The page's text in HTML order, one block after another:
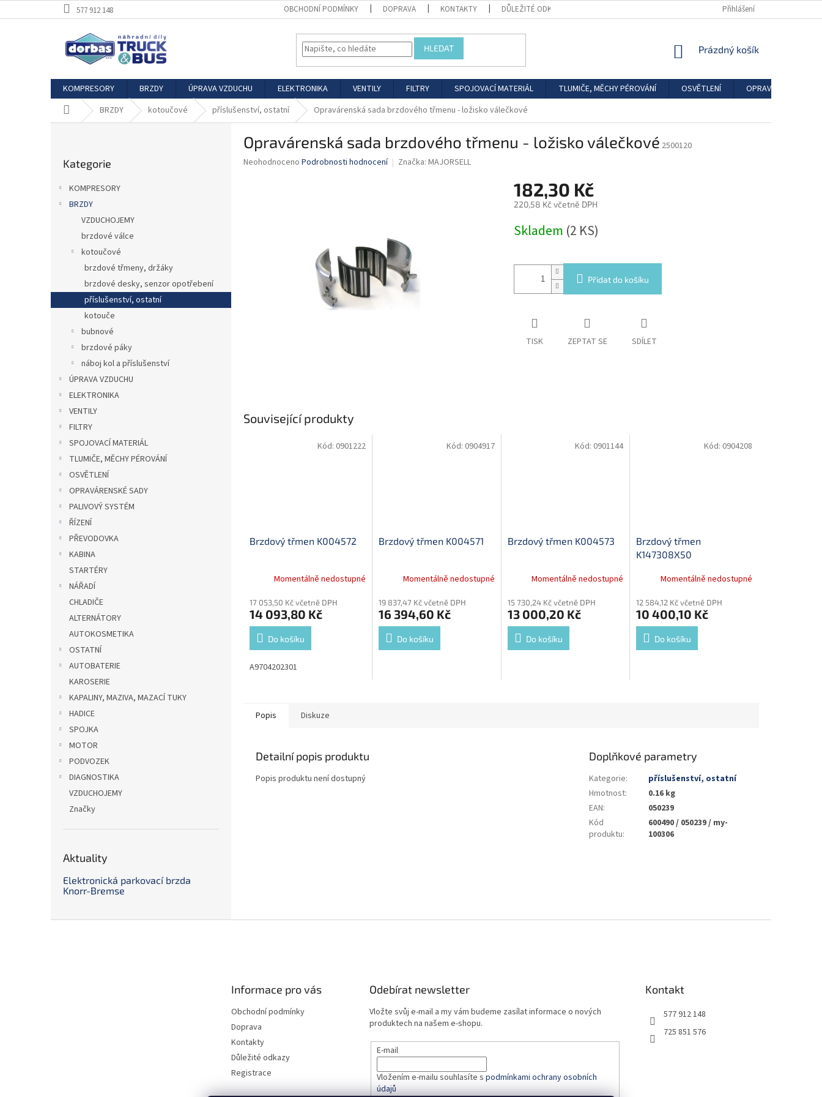
na
577 912 148 OBCHODNÍ PODMÍNKY DOPRAVA KONTAKTY DŮLEŽITÉ ODKAZY Přihlášení
HLEDAT
NÁKUPNÍ
Prázdný košík
KOMPRESORY BRZDY ÚPRAVA VZDUCHU ELEKTRONIKA VENTILY FILTRY SPOJOVACÍ MATERIÁL TLUMIČE, MĚCHY PÉROVÁNÍ OSVĚTLENÍ
OPRAVÁRENSKÉ
Domů BRZDY kotoučové příslušenství, ostatní Opravárenská sada brzdového třmenu - ložisko válečkové
e
l
kategorie
Kategorie
KOMPRESORY
BRZDY
VZDUCHOJEMY
brzdové válce
kotoučové
brzdové třmeny, držáky
brzdové desky, senzor opotřebení
příslušenství, ostatní
kotouče
bubnové
brzdové páky
náboj kol a příslušenství
ÚPRAVA VZDUCHU
ELEKTRONIKA
VENTILY
FILTRY
SPOJOVACÍ MATERIÁL
TLUMIČE, MĚCHY PÉROVÁNÍ
OSVĚTLENÍ
OPRAVÁRENSKÉ SADY
PALIVOVÝ SYSTÉM
ŘÍZENÍ
PŘEVODOVKA
KABINA
STARTÉRY
NÁŘADÍ
CHLADIČE
ALTERNÁTORY
AUTOKOSMETIKA
OSTATNÍ
AUTOBATERIE
KAROSERIE
KAPALINY, MAZIVA, MAZACÍ TUKY
HADICE
SPOJKA
MOTOR
PODVOZEK
DIAGNOSTIKA
VZDUCHOJEMY
Značky
Aktuality
Elektronická parkovací brzda
Knorr-Bremse
Opravárenská sada brzdového třmenu - ložisko válečkové 2500120
Průměrné
Neohodnoceno Podrobnosti hodnocení Značka: MAJORSELL
182,30 Kč
220,58 Kč včetně DPH
cena:
Skladem (2 KS)
Přidat do košíku
TISK ZEPTAT SE SDÍLET
Související produkty
Brzdový třmen K004572
Momentálně nedostupné
17 053,50 Kč včetně DPH
14 093,80 Kč
Do košíku
A9704202301
Kód: 0901222
Brzdový třmen K004571
Momentálně nedostupné
19 837,47 Kč včetně DPH
16 394,60 Kč
Do košíku
Kód: 0904917
Brzdový třmen K004573
Momentálně nedostupné
15 730,24 Kč včetně DPH
13 000,20 Kč
Do košíku
Kód: 0901144
Brzdový třmen
K147308X50
Momentálně nedostupné
12 584,12 Kč včetně DPH
10 400,10 Kč
Do košíku
Kód: 0904208
Popis Diskuze
Detailní popis produktu
Popis produktu není dostupný
Doplňkové parametry
Kategorie:
příslušenství, ostatní
Hmotnost:
0.16 kg
EAN:
050239
Kód
produktu:
600490 / 050239 / my-
100306
Informace pro vás
Obchodní podmínky
Doprava
Kontakty
Důležité odkazy
Registrace
Odebírat newsletter
Vložte svůj e-mail a my vám budeme zasílat informace o nových
produktech na našem e-shopu.
E-mail
Vložením e-mailu souhlasíte s podmínkami ochrany osobních
údajů
Kontakt
577 912 148
725 851 576